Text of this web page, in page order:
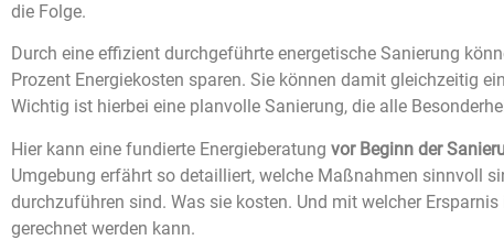
die Folge.
Durch eine effizient durchgeführte energetische Sanierung
Prozent Energiekosten sparen. Sie können damit gleichzeitig
Wichtig ist hierbei eine planvolle Sanierung, die alle
Hier kann eine fundierte Energieberatung vor Beginn der
Umgebung erfährt so detailliert, welche Maßnahmen sinnvoll
durchzuführen sind. Was sie kosten. Und mit welcher
gerechnet werden kann.